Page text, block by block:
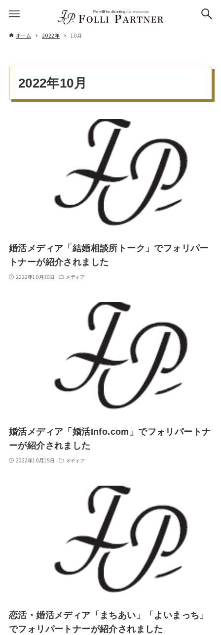
ホーム 2022年 10月
2022年10月
婚活メディア「結婚相談所トーク」でフォリパー
トナーが紹介されました
2022年10月30日 メディア
婚活メディア「婚活Info.com」でフォリパートナ
ーが紹介されました
2022年10月15日 メディア
恋活・婚活メディア「まちあい」「よいまっち」
でフォリパートナーが紹介されました